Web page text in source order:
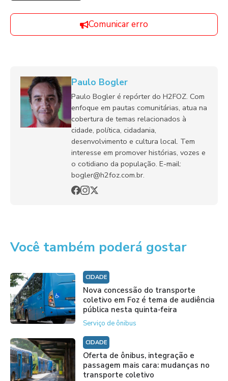
Comunicar erro
Paulo Bogler
Paulo Bogler é repórter do H2FOZ. Com
enfoque em pautas comunitárias, atua na
cobertura de temas relacionados à
cidade, política, cidadania,
desenvolvimento e cultura local. Tem
interesse em promover histórias, vozes e
o cotidiano da população. E-mail:
bogler@h2foz.com.br.
Você também poderá gostar
CIDADE
Nova concessão do transporte
coletivo em Foz é tema de audiência
pública nesta quinta-feira
Serviço de ônibus
CIDADE
Oferta de ônibus, integração e
passagem mais cara: mudanças no
transporte coletivo